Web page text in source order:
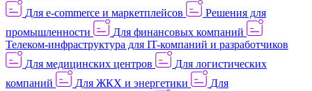
Для e-commerce и маркетплейсов
Решения для
промышленности
Для финансовых компаний
Телеком-инфраструктура для IT-компаний и разработчиков
Для медицинских центров
Для логистических
компаний
Для ЖКХ и энергетики
Для